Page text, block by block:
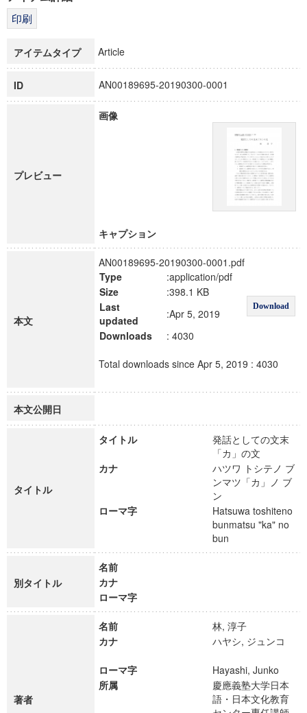
博士課程教育リーディングプログラム「超成熟社会発展のサ
アイテムタイプ Article
ID AN00189695-20190300-0001
プレビュー
画像
キャプション
本文
AN00189695-20190300-0001.pdf
Type
:application/pdf
Download
Size
:398.1 KB
Last
updated
:Apr 5, 2019
Downloads
: 4030
Total downloads since Apr 5, 2019 : 4030
本文公開日
タイトル
タイトル
発話としての文末
「カ」の文
カナ
ハツワ トシテノ ブ
ンマツ「カ」ノ ブ
ン
ローマ字
Hatsuwa toshiteno
bunmatsu "ka" no
bun
別タイトル
名前
カナ
ローマ字
著者
名前
林, 淳子
カナ
ハヤシ, ジュンコ
ローマ字
Hayashi, Junko
所属
慶應義塾大学日本
語・日本文化教育